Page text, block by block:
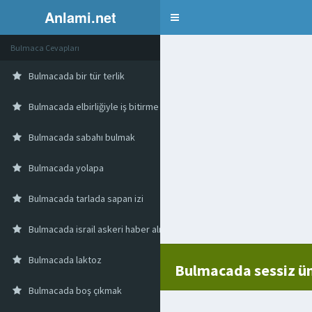
Anlami.net Bulmaca
Bulmacada sessiz
Bulmaca Cevapları
Bulmacada bir tür terlik
Bulmacada elbirliğiyle iş bitirme
Bulmacada sabahı bulmak
Bulmacada yolapa
Bulmacada tarlada sapan izi
Bulmacada israil askeri haber alma örgütü
Bulmacada laktoz
Bulmacada boş çıkmak